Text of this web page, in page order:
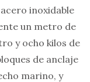
inoxidable
un metro de
y ocho kilos de
de anclaje
marino, y